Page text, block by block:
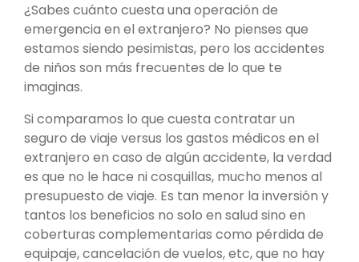
¿Sabes cuánto cuesta una operación de
emergencia en el extranjero? No pienses que
estamos siendo pesimistas, pero los accidentes
de niños son más frecuentes de lo que te
imaginas.
Si comparamos lo que cuesta contratar un
seguro de viaje versus los gastos médicos en el
extranjero en caso de algún accidente, la verdad
es que no le hace ni cosquillas, mucho menos al
presupuesto de viaje. Es tan menor la inversión y
tantos los beneficios no solo en salud sino en
coberturas complementarias como pérdida de
equipaje, cancelación de vuelos, etc, que no hay